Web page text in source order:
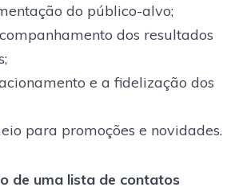
do público-alvo;
dos resultados
e a fidelização dos
para promoções e novidades.
de uma lista de contatos